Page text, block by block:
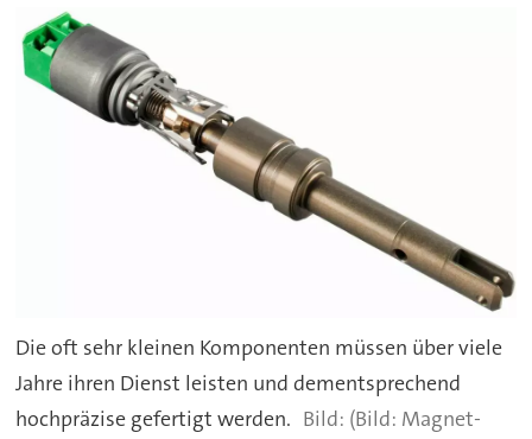
Die oft sehr kleinen Komponenten müssen über viele
Jahre ihren Dienst leisten und dementsprechend
hochpräzise gefertigt werden.
(Bild: Magnet-